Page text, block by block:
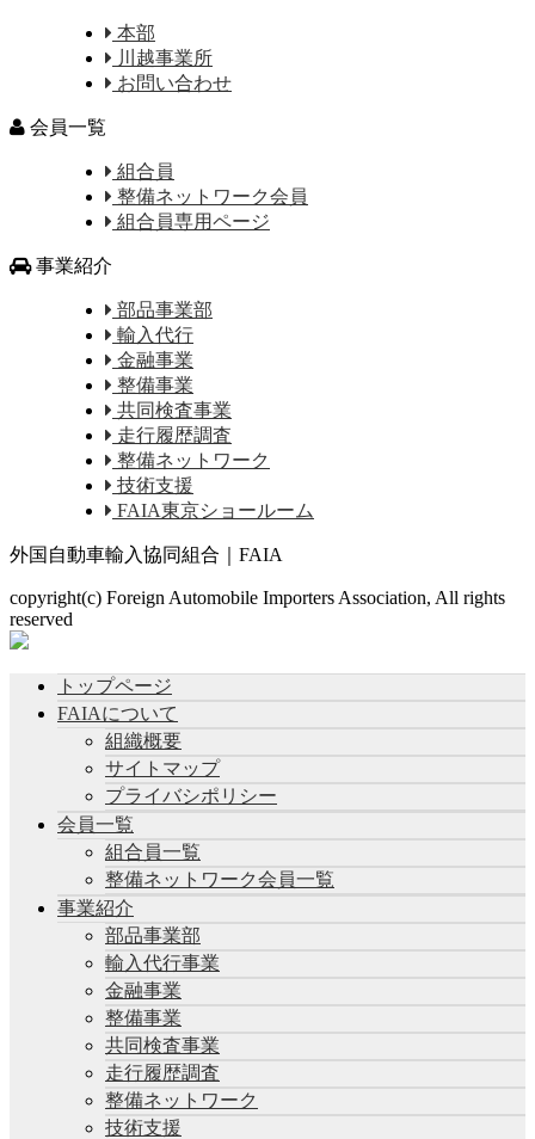
本部
川越事業所
お問い合わせ
会員一覧
組合員
整備ネットワーク会員
組合員専用ページ
事業紹介
部品事業部
輸入代行
金融事業
整備事業
共同検査事業
走行履歴調査
整備ネットワーク
技術支援
FAIA東京ショールーム
外国自動車輸入協同組合｜FAIA
copyright(c) Foreign Automobile Importers Association, All rights
reserved
トップページ
FAIAについて
組織概要
サイトマップ
プライバシポリシー
会員一覧
組合員一覧
整備ネットワーク会員一覧
事業紹介
部品事業部
輸入代行事業
金融事業
整備事業
共同検査事業
走行履歴調査
整備ネットワーク
技術支援